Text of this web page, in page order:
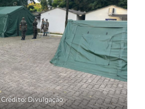
Crédito: Divulgação